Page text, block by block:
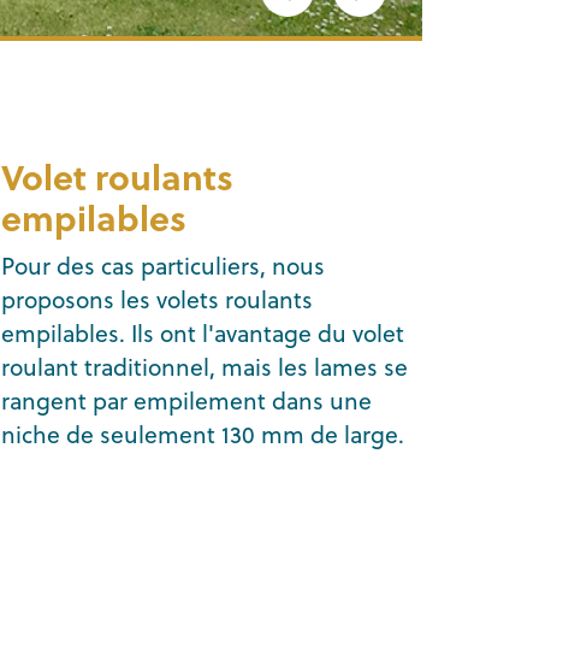
Volet roulants
empilables
Pour des cas particuliers, nous
proposons les volets roulants
empilables. Ils ont l'avantage du volet
roulant traditionnel, mais les lames se
rangent par empilement dans une
niche de seulement 130 mm de large.